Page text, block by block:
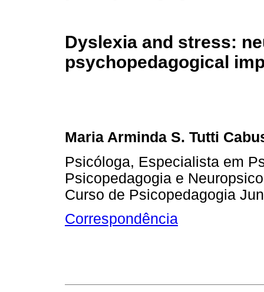
Dyslexia and stress:
psychopedagogical
Maria Arminda S. Tutti
Psicóloga, Especialista em
Psicopedagogia e
Curso de Psicopedagogia
Correspondência